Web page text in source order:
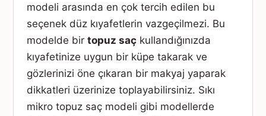
modeli arasında en çok tercih edilen bu
seçenek düz kıyafetlerin vazgeçilmezi. Bu
modelde bir topuz saç kullandığınızda
kıyafetinize uygun bir küpe takarak ve
gözlerinizi öne çıkaran bir makyaj yaparak
dikkatleri üzerinize toplayabilirsiniz. Sıkı
mikro topuz saç modeli gibi modellerde